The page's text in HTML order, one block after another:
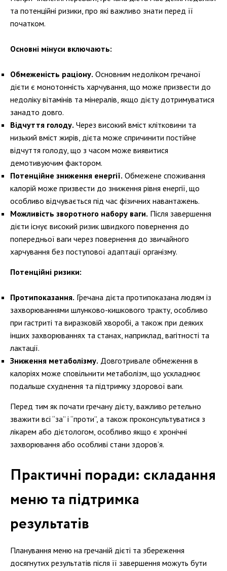
та потенційні ризики, про які важливо знати перед її
початком.
Основні мінуси включають:
Обмеженість раціону. Основним недоліком гречаної
дієти є монотонність харчування, що може призвести до
недоліку вітамінів та мінералів, якщо дієту дотримуватися
занадто довго.
Відчуття голоду. Через високий вміст клітковини та
низький вміст жирів, дієта може спричинити постійне
відчуття голоду, що з часом може виявитися
демотивуючим фактором.
Потенційне зниження енергії. Обмежене споживання
калорій може призвести до зниження рівня енергії, що
особливо відчувається під час фізичних навантажень.
Можливість зворотного набору ваги. Після завершення
дієти існує високий ризик швидкого повернення до
попередньої ваги через повернення до звичайного
харчування без поступової адаптації організму.
Потенційні ризики:
Протипоказання. Гречана дієта протипоказана людям із
захворюваннями шлунково-кишкового тракту, особливо
при гастриті та виразковій хворобі, а також при деяких
інших захворюваннях та станах, наприклад, вагітності та
лактації.
Зниження метаболізму. Довготривале обмеження в
калоріях може сповільнити метаболізм, що ускладнює
подальше схуднення та підтримку здорової ваги.
Перед тим як почати гречану дієту, важливо ретельно
зважити всі “за” і “проти”, а також проконсультуватися з
лікарем або дієтологом, особливо якщо є хронічні
захворювання або особливі стани здоров’я.
Практичні поради: складання
меню та підтримка
результатів
Планування меню на гречаній дієті та збереження
досягнутих результатів після її завершення можуть бути